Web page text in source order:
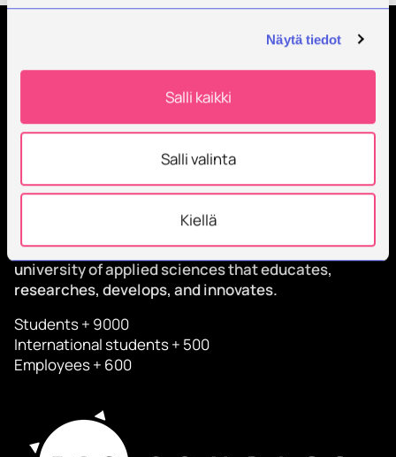
Näytä tiedot
Salli kaikki
Salli valinta
Kiellä
Savonia is an international, work-life-oriented
university of applied sciences that educates,
researches, develops, and innovates.
Students + 9000
International students + 500
Employees + 600